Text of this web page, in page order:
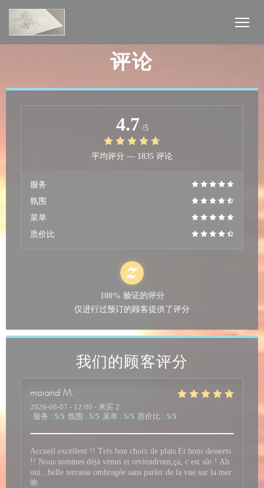
评论
我们的顾客评分
morand M
2026-08-07 - 12:00 - 来宾 2
服务 : 5/5 氛围 : 5/5 菜单 : 5/5 质价比 : 5/5
Accueil excellent !! Très bon choix de plats Et bons desserts
!! Nous sommes déjà venus et reviendrons,ça, c est sûr ! Ah
oui...belle terrasse ombragée sans parler de la vue sur la mer
🌺
4.7 /5
平均评分 — 1835 评论
服务
氛围
菜单
质价比
100% 验证的评分
仅进行过预订的顾客提供了评分